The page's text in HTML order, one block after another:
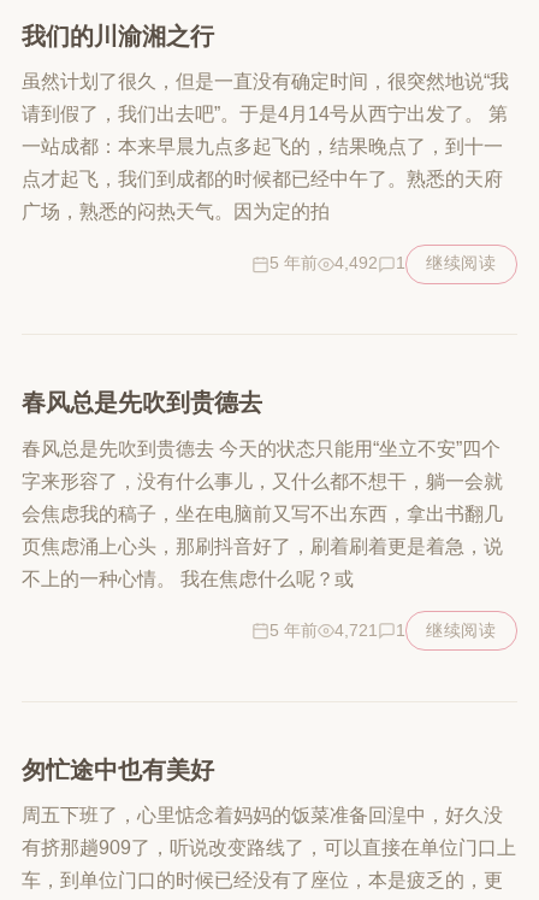
我们的川渝湘之行
虽然计划了很久，但是一直没有确定时间，很突然地说“我
请到假了，我们出去吧”。于是4月14号从西宁出发了。 第
一站成都：本来早晨九点多起飞的，结果晚点了，到十一
点才起飞，我们到成都的时候都已经中午了。熟悉的天府
广场，熟悉的闷热天气。因为定的拍
5 年前 4,492 1 继续阅读
春风总是先吹到贵德去
春风总是先吹到贵德去 今天的状态只能用“坐立不安”四个
字来形容了，没有什么事儿，又什么都不想干，躺一会就
会焦虑我的稿子，坐在电脑前又写不出东西，拿出书翻几
页焦虑涌上心头，那刷抖音好了，刷着刷着更是着急，说
不上的一种心情。 我在焦虑什么呢？或
5 年前 4,721 1 继续阅读
匆忙途中也有美好
周五下班了，心里惦念着妈妈的饭菜准备回湟中，好久没
有挤那趟909了，听说改变路线了，可以直接在单位门口上
车，到单位门口的时候已经没有了座位，本是疲乏的，更